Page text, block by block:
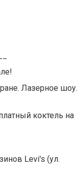
Лазерное шоу.
коктель на
Levi's (ул.